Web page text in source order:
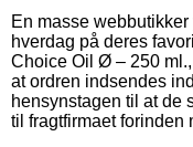
En masse
hverdag på deres
Choice Oil Ø – 250
at ordren indsendes
hensynstagen til at de
til fragtfirmaet forinden